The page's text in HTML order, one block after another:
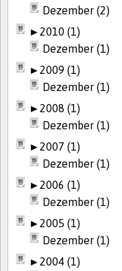
Dezember (2)
►2010 (1)
Dezember (1)
►2009 (1)
Dezember (1)
►2008 (1)
Dezember (1)
►2007 (1)
Dezember (1)
►2006 (1)
Dezember (1)
►2005 (1)
Dezember (1)
►2004 (1)